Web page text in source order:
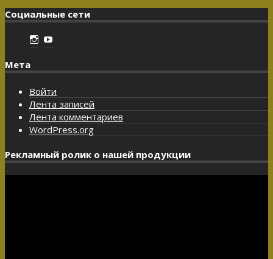
Социальные сети
Instagram
Мета
Войти
Лента записей
Лента комментариев
WordPress.org
Рекламный ролик о нашей продукции